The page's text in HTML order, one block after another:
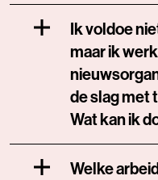
Ik voldoe
maar ik
de slag met
Wat kan ik
Welke